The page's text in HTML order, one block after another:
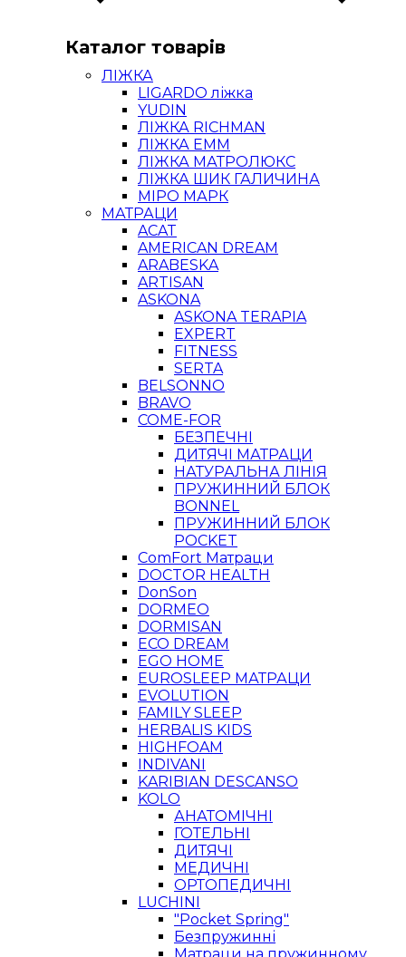
Каталог товарів
ЛІЖКА
LIGARDO ліжка
YUDIN
ЛІЖКА RICHMAN
ЛІЖКА ЕММ
ЛІЖКА МАТРОЛЮКС
ЛІЖКА ШИК ГАЛИЧИНА
МІРО МАРК
МАТРАЦИ
ACAT
AMERICAN DREAM
ARABESKA
ARTISAN
ASKONA
ASKONA TERAPIA
EXPERT
FITNESS
SERTA
BELSONNO
BRAVO
COME-FOR
БЕЗПЕЧНІ
ДИТЯЧІ МАТРАЦИ
НАТУРАЛЬНА ЛІНІЯ
ПРУЖИННИЙ БЛОК
BONNEL
ПРУЖИННИЙ БЛОК
POCKET
ComFort Матраци
DOCTOR HEALTH
DonSon
DORMEO
DORMISAN
ECO DREAM
EGO HOME
EUROSLEEP МАТРАЦИ
EVOLUTION
FAMILY SLEEP
HERBALIS KIDS
HIGHFOAM
INDIVANI
KARIBIAN DESCANSO
KOLO
АНАТОМІЧНІ
ГОТЕЛЬНІ
ДИТЯЧІ
МЕДИЧНІ
ОРТОПЕДИЧНІ
LUCHINI
"Pocket Spring"
Безпружинні